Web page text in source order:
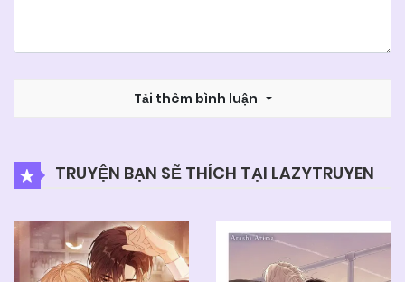
05/06/2025
Chapter 29
Chapter 28 05/06/2025
Tải thêm bình luận
TRUYỆN BẠN SẼ THÍCH TẠI LAZYTRUYEN